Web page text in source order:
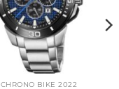
CHRONO BIKE 2022